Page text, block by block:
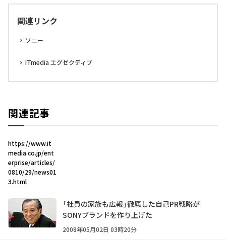
関連リンク
ソニー
ITmedia エグゼクティブ
関連記事
https://www.it
media.co.jp/ent
erprise/articles/
0810/29/news01
3.html
「社員の家族も広報」――徹底した自己PR戦略が
SONYブランドを作り上げた
2008年05月02日 03時20分